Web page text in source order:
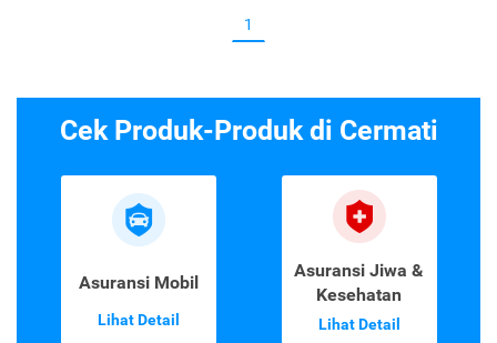
1
Cek Produk-Produk di Cermati
Asuransi Mobil
Lihat Detail
Asuransi Jiwa &
Kesehatan
Lihat Detail